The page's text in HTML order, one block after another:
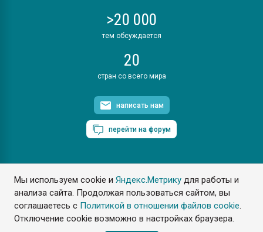
Мы используем cookie иЯндекс.Метрику для работы и
анализа сайта. Продолжая пользоваться сайтом, вы
соглашаетесь с Политикой в отношении файлов cookie.
Отключение cookie возможно в настройках браузера.
>20 000
тем обсуждается
20
стран со всего мира
написать нам
перейти на форум
ПластЭксперт © 2006. Все права защищены
Разрешается копирование материалов сайта с обязательной
ссылкой на www.e-plastic.ru
Разработка сайта